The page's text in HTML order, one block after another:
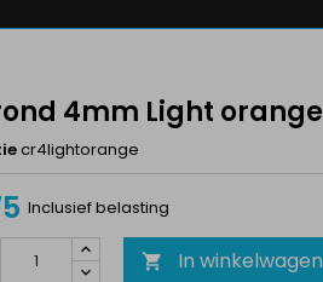
4mm Light orange
cr4lightorange
Inclusief belasting
 In winkelwagen